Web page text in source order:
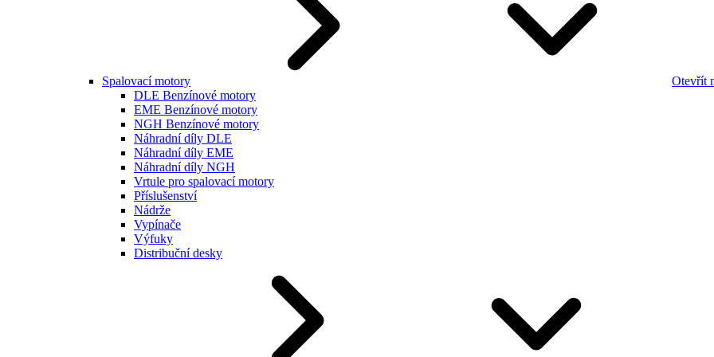
Spalovací motory
Otevřít
DLE Benzínové motory
EME Benzínové motory
NGH Benzínové motory
Náhradní díly DLE
Náhradní díly EME
Náhradní díly NGH
Vrtule pro spalovací motory
Příslušenství
Nádrže
Vypínače
Výfuky
Distribuční desky